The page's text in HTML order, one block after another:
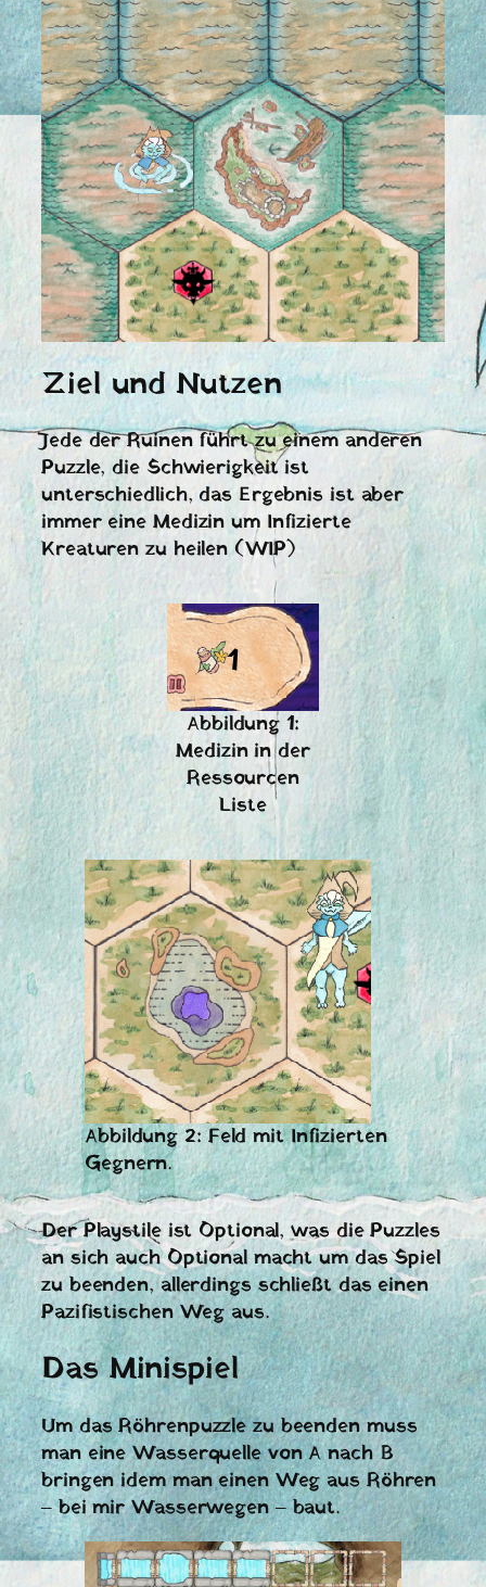
Ziel und Nutzen
Jede der Ruinen führt zu einem anderen
Puzzle, die Schwierigkeit ist
unterschiedlich, das Ergebnis ist aber
immer eine Medizin um Infizierte
Kreaturen zu heilen (WIP)
Abbildung 1:
Medizin in der
Ressourcen
Liste
Abbildung 2: Feld mit Infizierten
Gegnern.
Der Playstile ist Optional, was die Puzzles
an sich auch Optional macht um das Spiel
zu beenden, allerdings schließt das einen
Pazifistischen Weg aus.
Das Minispiel
Um das Röhrenpuzzle zu beenden muss
man eine Wasserquelle von A nach B
bringen idem man einen Weg aus Röhren
– bei mir Wasserwegen – baut.